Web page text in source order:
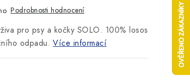
Podrobnosti hodnocení
pro psy a kočky SOLO. 100% losos
odpadu. Více informací